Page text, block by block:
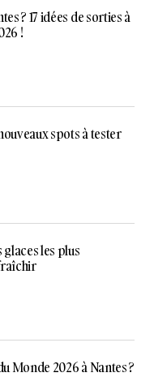
? 17 idées de sorties à
!
spots à tester
glaces les plus
Monde 2026 à Nantes ?